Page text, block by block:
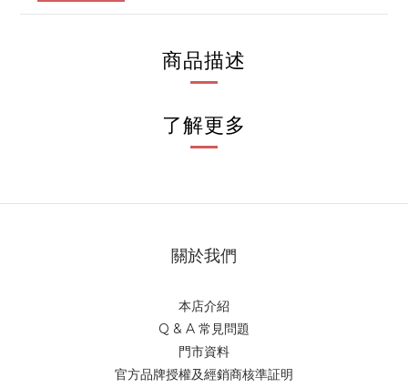
商品描述
了解更多
關於我們
本店介紹
Q & A 常見問題
門市資料
官方品牌授權及經銷商核準証明